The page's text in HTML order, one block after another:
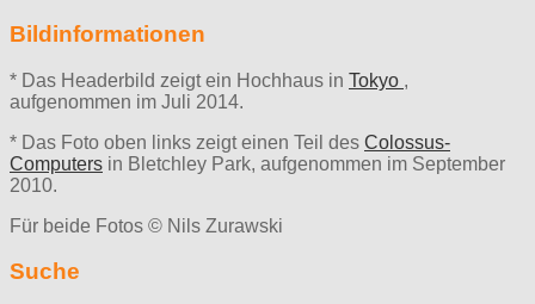
Bildinformationen
* Das Headerbild zeigt ein Hochhaus in Tokyo ,
aufgenommen im Juli 2014.
* Das Foto oben links zeigt einen Teil des Colossus-
Computers in Bletchley Park, aufgenommen im September
2010.
Für beide Fotos © Nils Zurawski
Suche